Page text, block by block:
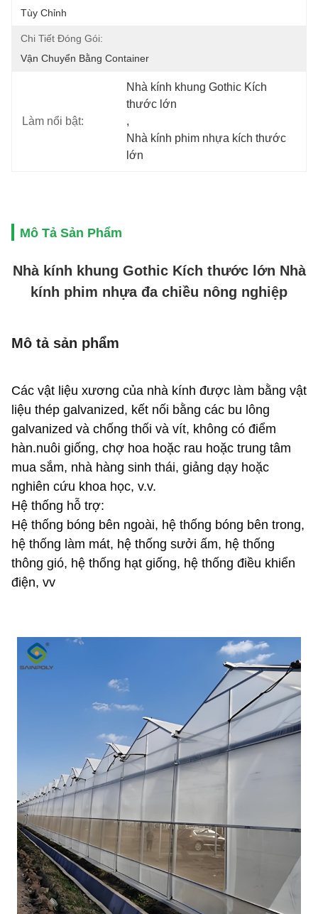
Tùy Chỉnh
Chi Tiết Đóng Gói:
Vận Chuyển Bằng Container
Làm nổi bật:
Nhà kính khung Gothic Kích
thước lớn
,
Nhà kính phim nhựa kích thước
lớn
Mô Tả Sản Phẩm
Nhà kính khung Gothic Kích thước lớn Nhà
kính phim nhựa đa chiều nông nghiệp
Mô tả sản phẩm
Các vật liệu xương của nhà kính được làm bằng vật
liệu thép galvanized, kết nối bằng các bu lông
galvanized và chống thối và vít, không có điểm
hàn.nuôi giống, chợ hoa hoặc rau hoặc trung tâm
mua sắm, nhà hàng sinh thái, giảng dạy hoặc
nghiên cứu khoa học, v.v.
Hệ thống hỗ trợ:
Hệ thống bóng bên ngoài, hệ thống bóng bên trong,
hệ thống làm mát, hệ thống sưởi ấm, hệ thống
thông gió, hệ thống hạt giống, hệ thống điều khiển
điện, vv